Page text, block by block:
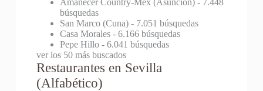
búsquedas
San Marco (Cuna)- 7.051 búsquedas
Casa Morales- 6.166 búsquedas
Pepe Hillo- 6.041 búsquedas
ver los 50 más buscados
Restaurantes en Sevilla
(Alfabético)